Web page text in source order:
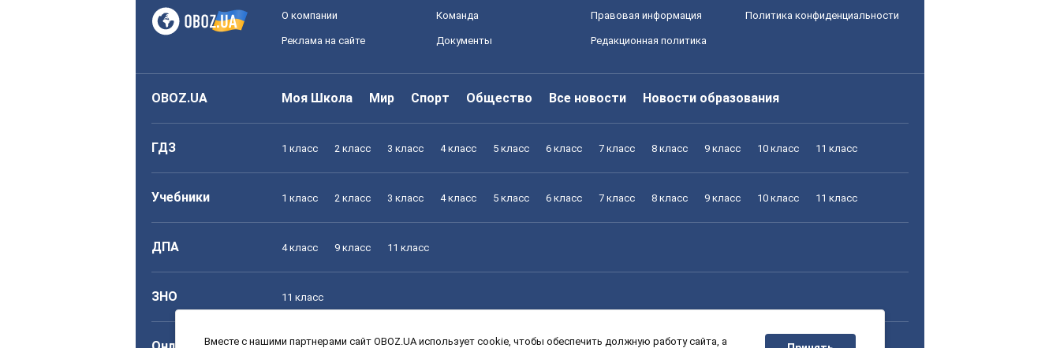
О компании Команда Правовая информация Политика конфиденциальности
Реклама на сайте Документы Редакционная политика
OBOZ.UA Моя Школа Мир Спорт Общество Все новости Новости образования
ГДЗ 1 класс 2 класс 3 класс 4 класс 5 класс 6 класс 7 класс 8 класс 9 класс 10 класс 11 класс
Учебники 1 класс 2 класс 3 класс 4 класс 5 класс 6 класс 7 класс 8 класс 9 класс 10 класс 11 класс
ДПА 4 класс 9 класс 11 класс
ЗНО 11 класс
Вместе с нашими партнерами сайт OBOZ.UA использует cookie, чтобы обеспечить должную работу сайта, а